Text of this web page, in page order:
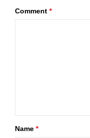
Comment *
Name *